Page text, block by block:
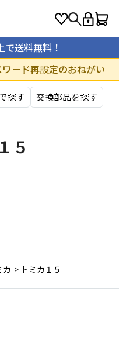
送料無料！
ード再設定のおねがい
探す 交換部品を探す
５
カ > トミカ１５